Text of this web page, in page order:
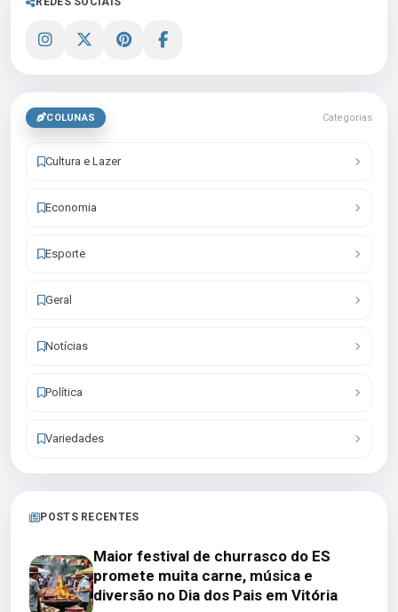
COLUNAS Categorias
Cultura e Lazer
Economia
Esporte
Geral
Notícias
Política
Variedades
POSTS RECENTES
Maior festival de churrasco do ES
promete muita carne, música e
diversão no Dia dos Pais em Vitória